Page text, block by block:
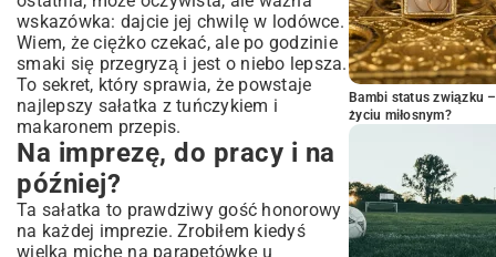
wskazówka: dajcie jej chwilę w lodówce.
Wiem, że ciężko czekać, ale po godzinie
smaki się przegryzą i jest o niebo lepsza.
To sekret, który sprawia, że powstaje
najlepszy sałatka z tuńczykiem i
makaronem przepis.
Na imprezę, do pracy i na
później?
Ta sałatka to prawdziwy gość honorowy
na każdej imprezie. Zrobiłem kiedyś
wielką michę na parapetówkę u
Bambi status związku
życiu miłosnym?